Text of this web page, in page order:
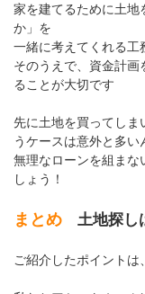
家を建てるために土地
か」を
一緒に考えてくれる工
そのうえで、資金計画
ることが大切です
先に土地を買ってしま
うケースは意外と多い
無理なローンを組まな
しょう！
まとめ 土地探し
ご紹介したポイントは